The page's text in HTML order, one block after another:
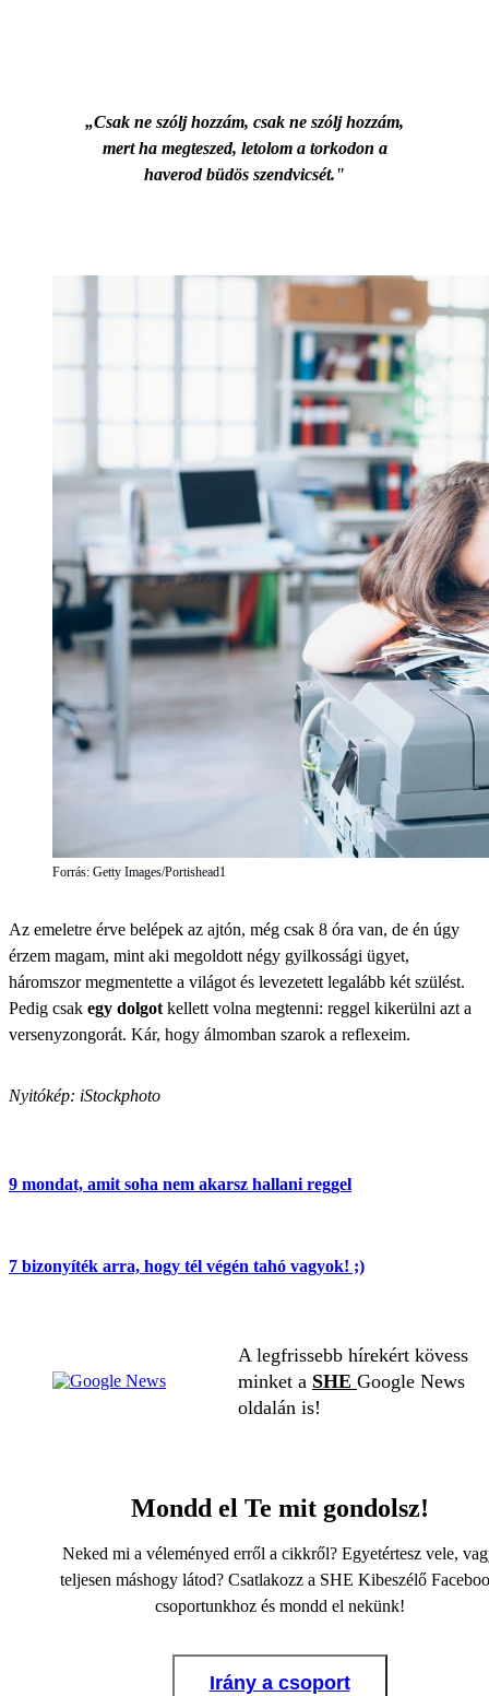
„Csak ne szólj hozzám, csak ne szólj hozzám,
mert ha megteszed, letolom a torkodon a
haverod büdös szendvicsét."
Forrás: Getty Images/Portishead1
Az emeletre érve belépek az ajtón, még csak 8 óra van, de én úgy
érzem magam, mint aki megoldott négy gyilkossági ügyet,
háromszor megmentette a világot és levezetett legalább két szülést.
Pedig csak egy dolgot kellett volna megtenni: reggel kikerülni azt a
versenyzongorát. Kár, hogy álmomban szarok a reflexeim.
Nyitókép: iStockphoto
9 mondat, amit soha nem akarsz hallani reggel
7 bizonyíték arra, hogy tél végén tahó vagyok! ;)
A legfrissebb hírekért kövess
minket a SHE Google News
oldalán is!
Mondd el Te mit gondolsz!
Neked mi a véleményed erről a cikkről? Egyetértesz vele,
teljesen máshogy látod? Csatlakozz a SHE Kibeszélő
csoportunkhoz és mondd el nekünk!
Irány a csoport